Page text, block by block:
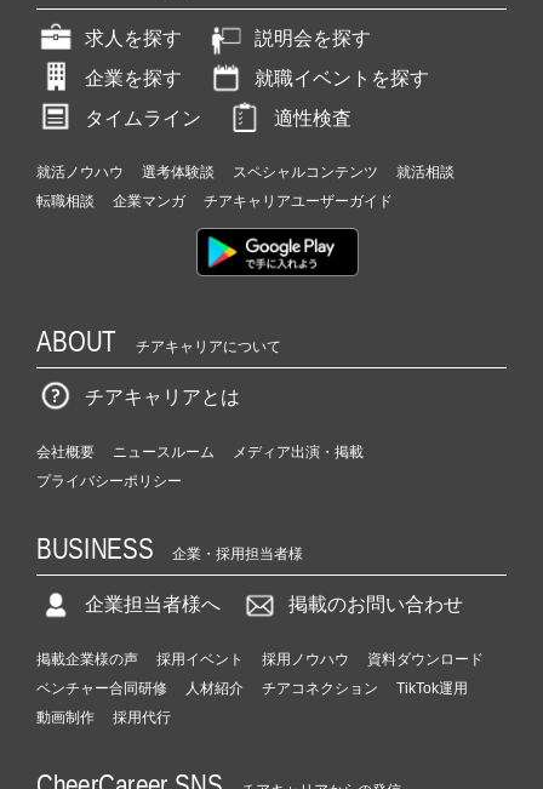
求人を探す
説明会を探す
企業を探す
就職イベントを探す
タイムライン
適性検査
就活ノウハウ 選考体験談 スペシャルコンテンツ
就活相談
転職相談
企業マンガ チアキャリアユーザーガイド
ABOUT チアキャリアについて
チアキャリアとは
会社概要 ニュースルーム
メディア出演・掲載
プライバシーポリシー
BUSINESS 企業・採用担当者様
企業担当者様へ 掲載のお問い合わせ
掲載企業様の声 採用イベント 採用ノウハウ
資料ダウンロード
ベンチャー合同研修
人材紹介 チアコネクション
TikTok運用
動画制作
採用代行